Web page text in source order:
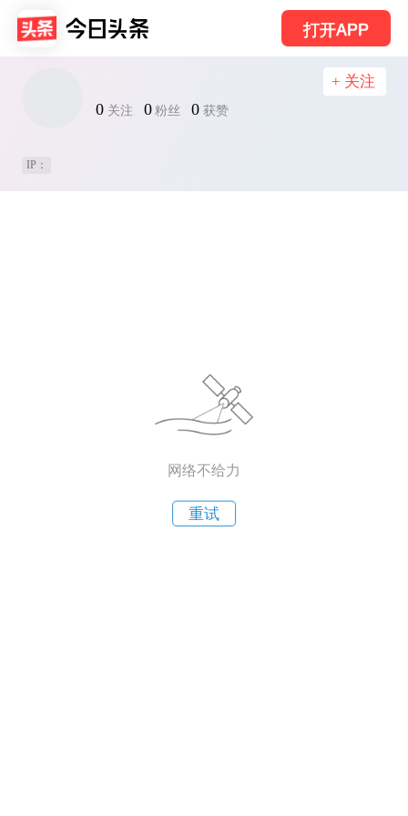
打开APP
0 关注 0 粉丝 0 获赞
+ 关注
IP：
网络不给力
重试